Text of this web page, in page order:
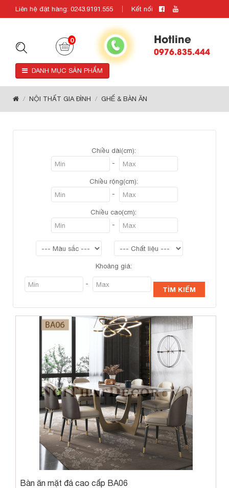
Liên hệ đặt hàng: 0243.9191.555 Kết nối
0 Hotline
0976.835.444
DANH MỤC SẢN PHẨM
NỘI THẤT GIA ĐÌNH GHẾ & BÀN ĂN
Chiều dài(cm):
-
Chiều rộng(cm):
-
Chiều cao(cm):
-
Khoảng giá:
-
TÌM KIẾM
Bàn ăn mặt đá cao cấp BA06